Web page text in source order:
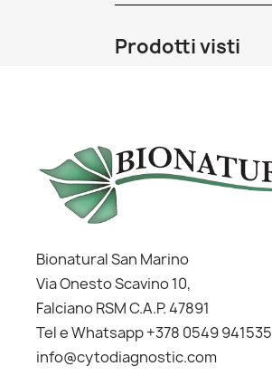
Prodotti visti
Bionatural San Marino
Via Onesto Scavino 10,
Falciano RSM C.A.P. 47891
Tel e Whatsapp +378 0549 941535
info@cytodiagnostic.com